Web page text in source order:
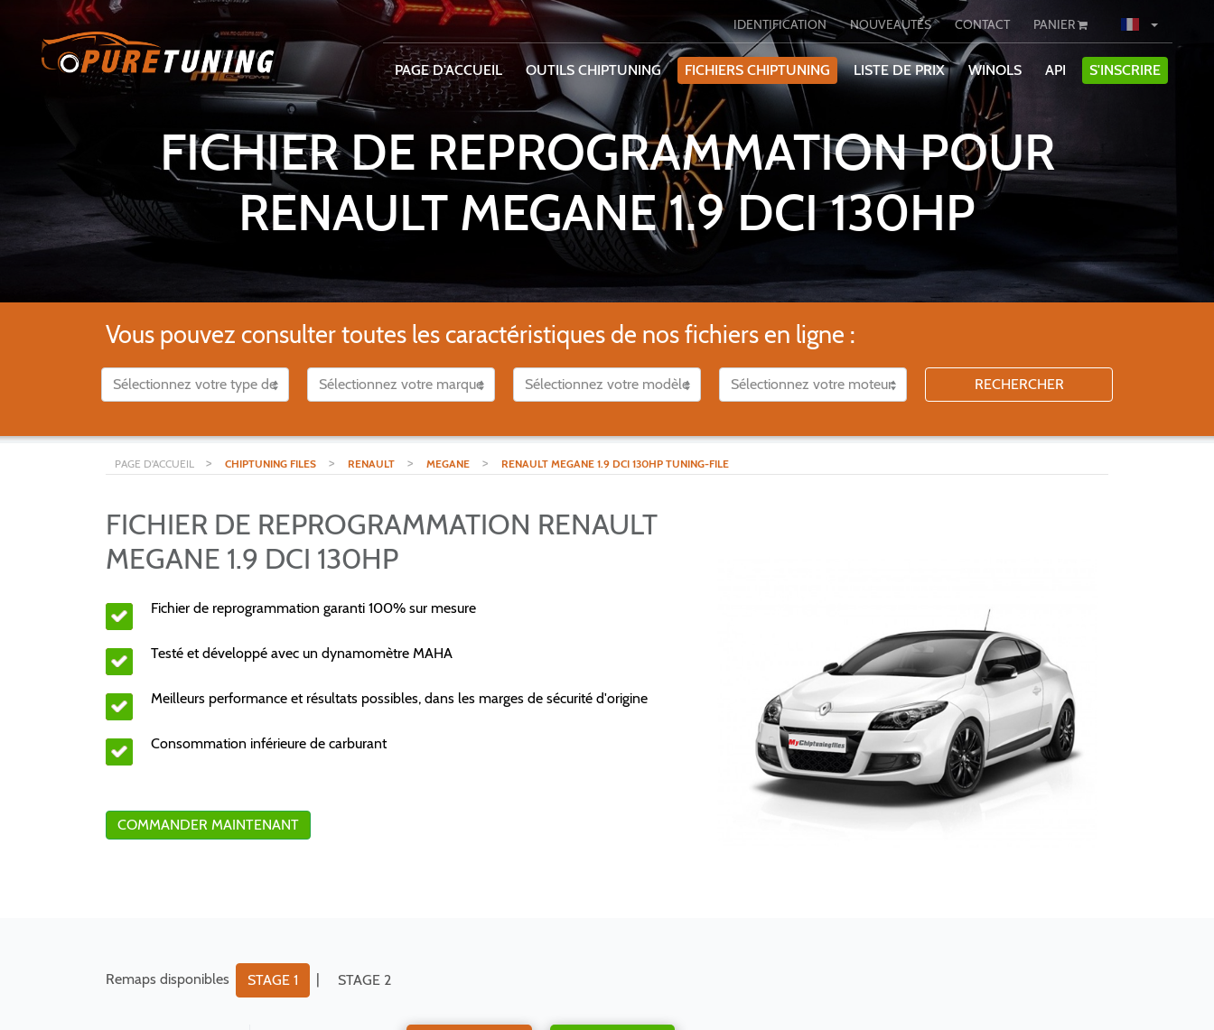
IDENTIFICATION NOUVEAUTÉS CONTACT PANIER
PAGE D'ACCUEIL OUTILS CHIPTUNING FICHIERS CHIPTUNING LISTE DE PRIX WINOLS API S'INSCRIRE
FICHIER DE REPROGRAMMATION POUR
RENAULT MEGANE 1.9 DCI 130HP
Vous pouvez consulter toutes les caractéristiques de nos fichiers en ligne :
RECHERCHER
PAGE D'ACCUEIL > CHIPTUNING FILES > RENAULT > MEGANE > RENAULT MEGANE 1.9 DCI 130HP TUNING-FILE
FICHIER DE REPROGRAMMATION RENAULT
MEGANE 1.9 DCI 130HP
Fichier de reprogrammation garanti 100% sur mesure
Testé et développé avec un dynamomètre MAHA
Meilleurs performance et résultats possibles, dans les marges de sécurité d'origine
Consommation inférieure de carburant
COMMANDER MAINTENANT
Remaps disponibles STAGE 1 | STAGE 2